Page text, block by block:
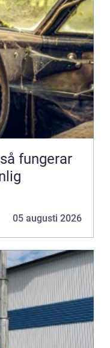
05 augusti 2026